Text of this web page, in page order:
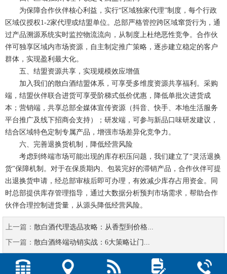
为保障合作伙伴核心利益，实行“区域独家代理”制度，每个行政
区域仅授权1-2家代理或结盟单位。总部严格管控跨区域窜货行为，通
过产品溯源系统实时监控物流流向，从制度上杜绝恶性竞争。合作伙
伴可独享区域内市场资源，自主制定推广策略，逐步建立稳定的客户
群体，实现盈利最大化。
五、结盟资源共享，实现规模效应增值
加入我们的散白酒结盟体系，可享受多维度资源共享福利。采购
端，结盟伙伴联合进货可享受阶梯式低价优惠，降低单批次进货成
本；营销端，共享总部全媒体宣传资源（抖音、快手、本地生活服务
平台推广及线下招商会支持）；研发端，可参与新品口味研发建议，
结合区域特色定制专属产品，增强市场差异化竞争力。
六、完善退换货机制，降低经营风险
考虑到终端市场可能出现的库存积压问题，我们建立了“灵活退换
货”保障机制。对于在保质期内、包装完好的滞销产品，合作伙伴可提
出退换货申请，经总部审核后即可办理，有效减少库存占用资金。同
时总部提供库存管理指导，通过大数据分析预判市场需求，帮助合作
伙伴合理控制进货量，从源头降低经营风险。
上一篇： 散白酒代理选品攻略：从香型到价格...
下一篇： 散白酒终端动销实战：6大策略让门...